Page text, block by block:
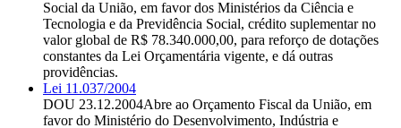
Social da União, em favor dos Ministérios da Ciência e
Tecnologia e da Previdência Social, crédito suplementar no
valor global de R$ 78.340.000,00, para reforço de dotações
constantes da Lei Orçamentária vigente, e dá outras
providências.
Lei 11.037/2004
DOU 23.12.2004Abre ao Orçamento Fiscal da União, em
favor do Ministério do Desenvolvimento, Indústria e